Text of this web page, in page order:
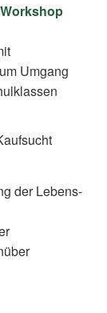
Umgang
der Lebens-